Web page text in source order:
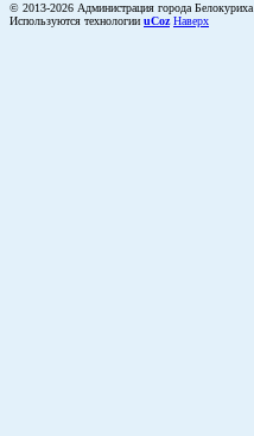
© 2013-2026 Администрация города Белокуриха
Используются технологии uCoz Наверх